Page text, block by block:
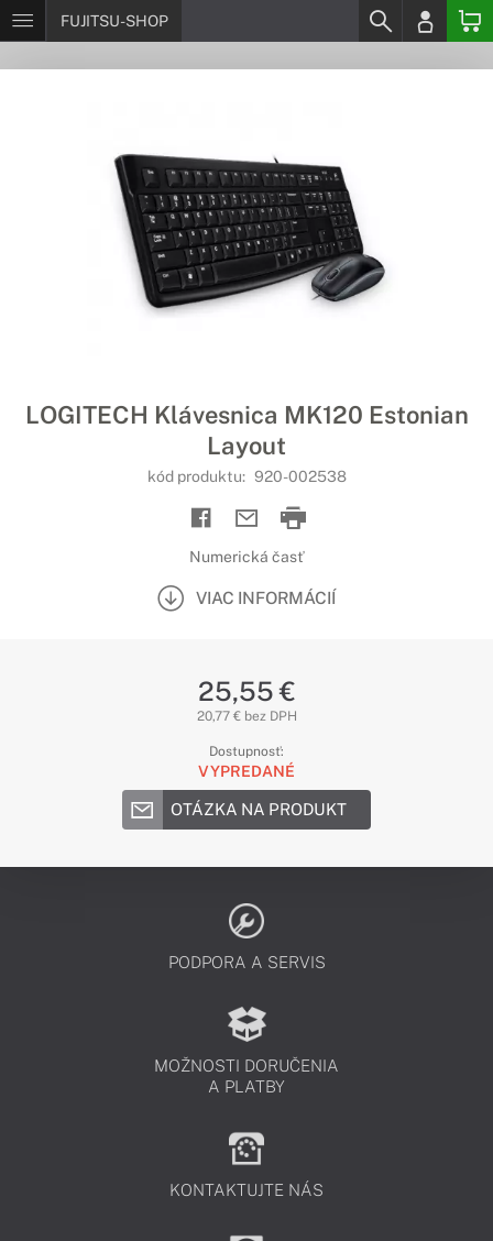
FUJITSU-SHOP
LOGITECH Klávesnica MK120 Estonian
Layout
kód produktu: 920-002538
Numerická časť
VIAC INFORMÁCIÍ
25,55 €
20,77 € bez DPH
Dostupnosť:
VYPREDANÉ
OTÁZKA NA PRODUKT
PODPORA A SERVIS
MOŽNOSTI DORUČENIA
A PLATBY
KONTAKTUJTE NÁS